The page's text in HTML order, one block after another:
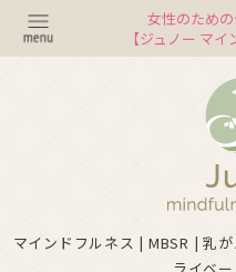
女性のため
【ジュノー マ
マインドフルネス | MBSR | 乳